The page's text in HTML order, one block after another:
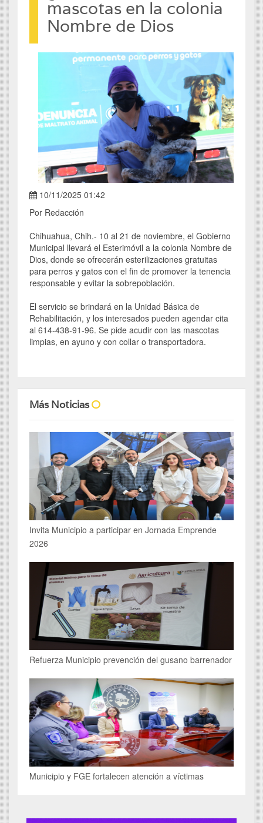
mascotas en la colonia
Nombre de Dios
10/11/2025 01:42
Por Redacción
Chihuahua, Chih.- 10 al 21 de noviembre, el Gobierno
Municipal llevará el Esterimóvil a la colonia Nombre de
Dios, donde se ofrecerán esterilizaciones gratuitas
para perros y gatos con el fin de promover la tenencia
responsable y evitar la sobrepoblación.
El servicio se brindará en la Unidad Básica de
Rehabilitación, y los interesados pueden agendar cita
al 614-438-91-96. Se pide acudir con las mascotas
limpias, en ayuno y con collar o transportadora.
Más Noticias
Invita Municipio a participar en Jornada Emprende
2026
Refuerza Municipio prevención del gusano barrenador
Municipio y FGE fortalecen atención a víctimas